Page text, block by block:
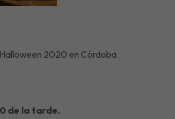
2020 en Córdoba.
de la tarde.